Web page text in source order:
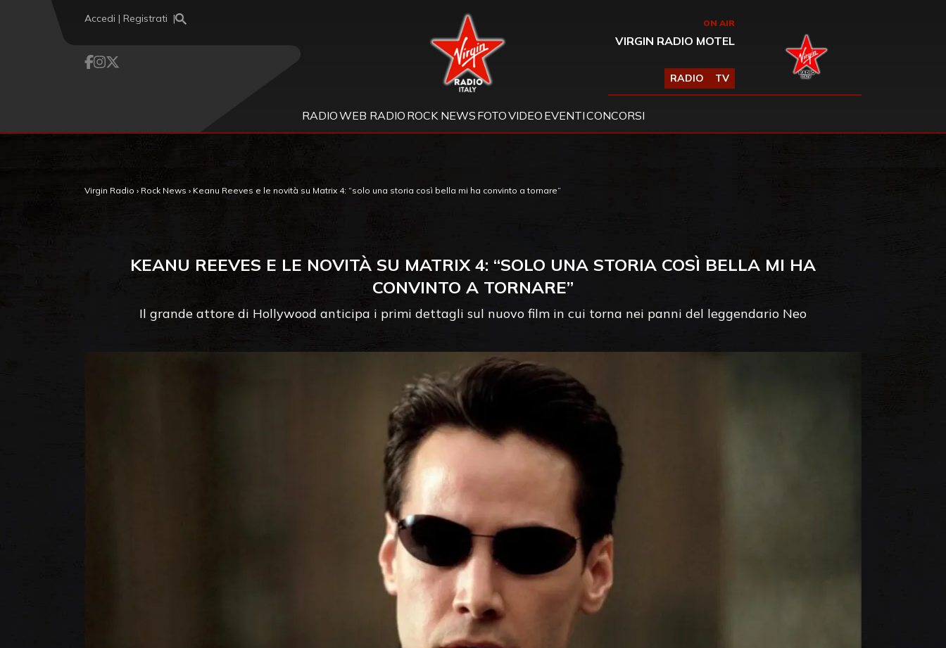
Accedi | Registrati Virgin Radio ON AIR
VIRGIN RADIO MOTEL
RADIO TV
RADIOWEB RADIO ROCK NEWS FOTOVIDEO EVENTICONCORSI
Virgin Radio › Rock News › Keanu Reeves e le novità su Matrix 4: “solo una storia così bella mi ha convinto a tornare”
KEANU REEVES E LE NOVITÀ SU MATRIX 4: “SOLO UNA STORIA COSÌ BELLA MI HA
CONVINTO A TORNARE”
Il grande attore di Hollywood anticipa i primi dettagli sul nuovo film in cui torna nei panni del leggendario Neo